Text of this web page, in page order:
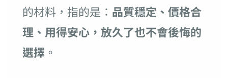
的材料，指的是： 品質穩定、價格合
理、用得安心，放久了也不會後悔的
選擇。